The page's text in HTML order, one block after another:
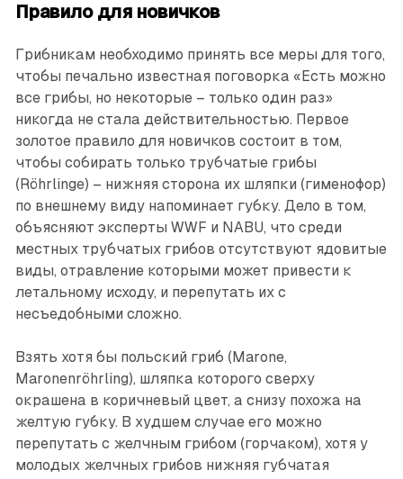
Правило для новичков
Грибникам необходимо принять все меры для того,
чтобы печально известная поговорка «Есть можно
все грибы, но некоторые – только один раз»
никогда не стала действительностью. Первое
золотое правило для новичков состоит в том,
чтобы собирать только трубчатые грибы
(Röhrlinge) – нижняя сторона их шляпки (гименофор)
по внешнему виду напоминает губку. Дело в том,
объясняют эксперты WWF и NABU, что среди
местных трубчатых грибов отсутствуют ядовитые
виды, отравление которыми может привести к
летальному исходу, и перепутать их с
несъедобными сложно.
Взять хотя бы польский гриб (Marone,
Maronenröhrling), шляпка которого сверху
окрашена в коричневый цвет, а снизу похожа на
желтую губку. В худшем случае его можно
перепутать с желчным грибом (горчаком), хотя у
молодых желчных грибов нижняя губчатая